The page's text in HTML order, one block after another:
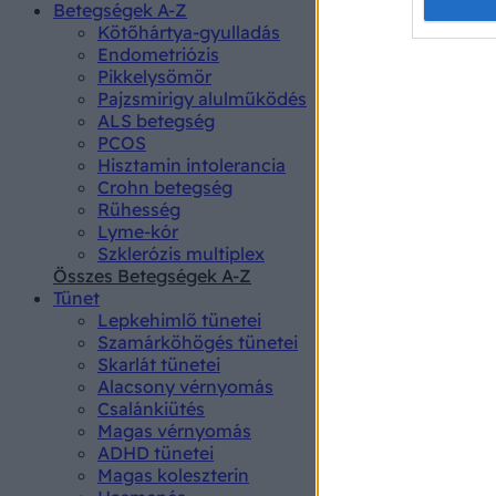
Betegségek A-Z
Kötőhártya-gyulladás
Endometriózis
Pikkelysömör
Pajzsmirigy alulműködés
ALS betegség
PCOS
Hisztamin intolerancia
Crohn betegség
Rühesség
Lyme-kór
Szklerózis multiplex
Összes Betegségek A-Z
Tünet
Lepkehimlő tünetei
Szamárköhögés tünetei
Skarlát tünetei
Alacsony vérnyomás
Csalánkiütés
Magas vérnyomás
ADHD tünetei
Magas koleszterin